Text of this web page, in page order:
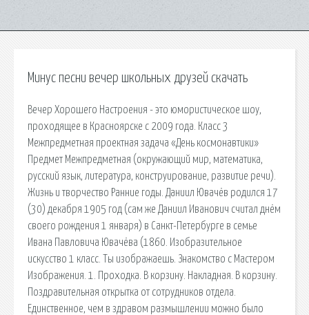
Минус песни вечер школьных друзей скачать
Вечер Хорошего Настроения - это юмористическое шоу,
проходящее в Красноярске с 2009 года. Класс 3
Межпредметная проектная задача «День космонавтики»
Предмет Межпредметная (окружающий мир, математика,
русский язык, литература, конструирование, развитие речи).
Жизнь и творчество Ранние годы. Даниил Ювачёв родился 17
(30) декабря 1905 год (сам же Даниил Иванович считал днём
своего рождения 1 января) в Санкт-Петербурге в семье
Ивана Павловича Ювачёва (1860. Изобразительное
искусство 1 класс. Ты изображаешь. Знакомство с Мастером
Изображения. 1. Проходка. В корзину. Накладная. В корзину.
Поздравительная открытка от сотрудников отдела.
Единственное, чем в здравом размышлении можно было